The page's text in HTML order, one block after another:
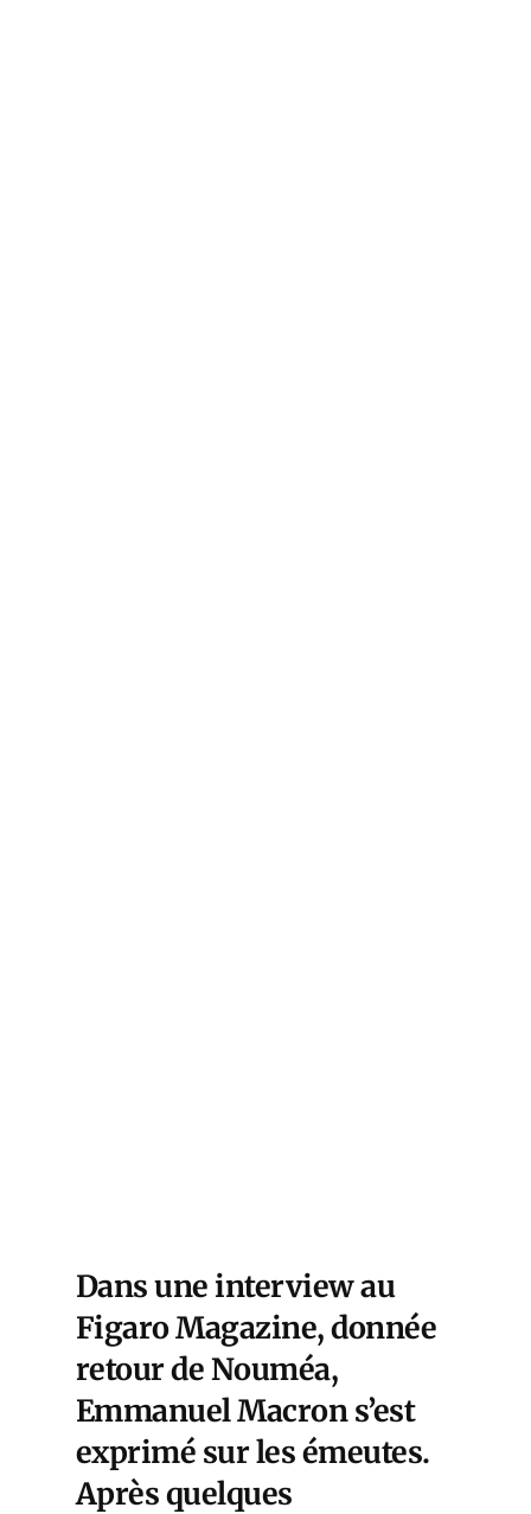
Dans une interview au
Figaro Magazine, donnée
retour de Nouméa,
Emmanuel Macron s’est
exprimé sur les émeutes.
Après quelques